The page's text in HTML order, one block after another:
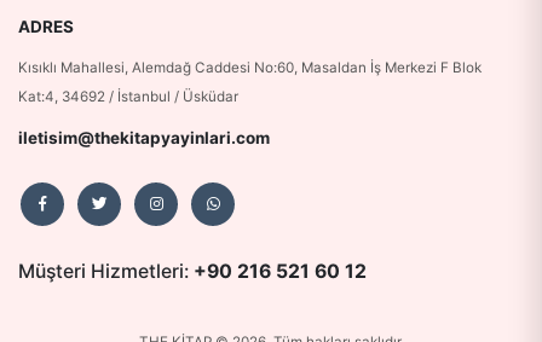
ADRES
Kısıklı Mahallesi, Alemdağ Caddesi No:60, Masaldan İş Merkezi F Blok
Kat:4, 34692 / İstanbul / Üsküdar
iletisim@thekitapyayinlari.com
Müşteri Hizmetleri: +90 216 521 60 12